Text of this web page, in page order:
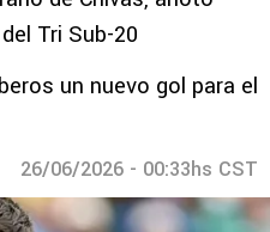
Tri Sub-20
un nuevo gol para el
26/06/2026 - 00:33hs CST